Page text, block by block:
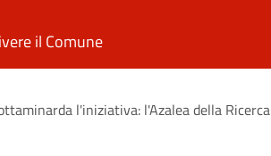
il Comune
l'iniziativa: l'Azalea della Ricerca